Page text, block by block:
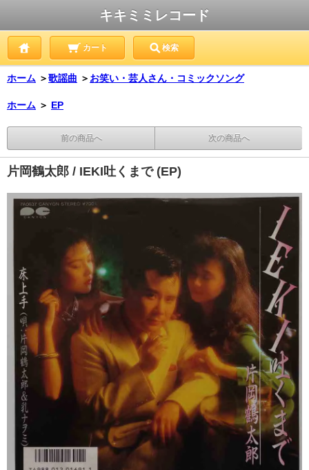
キキミミレコード
カート 検索
ホーム ＞歌謡曲 ＞ お笑い・芸人さん・コミックソング
ホーム ＞ EP
前の商品へ 次の商品へ
片岡鶴太郎 / IEKI吐くまで (EP)